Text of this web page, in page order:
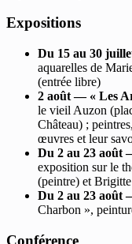
Expositions
Du 15 au 30
aquarelles de
(entrée libre)
2 août — « Les
le vieil Auzon
Château) ;
œuvres et leur
Du 2 au 23 août
exposition sur le
(peintre) et
Du 2 au 23 août
Charbon »,
Conférence